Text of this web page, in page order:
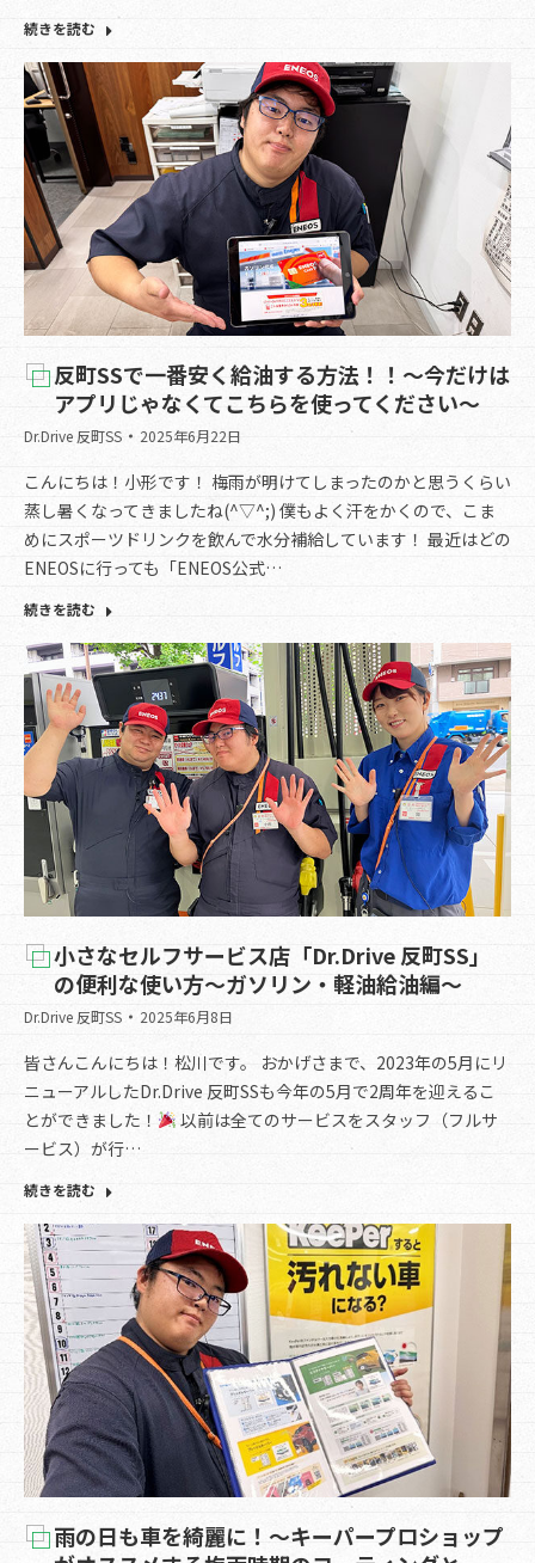
続きを読む
反町SSで一番安く給油する方法！！～今だけは
アプリじゃなくてこちらを使ってください～
Dr.Drive 反町SS 2025年6月22日
こんにちは！小形です！ 梅雨が明けてしまったのかと思うくらい
蒸し暑くなってきましたね(^▽^;) 僕もよく汗をかくので、こま
めにスポーツドリンクを飲んで水分補給しています！ 最近はどの
ENEOSに行っても「ENEOS公式…
続きを読む
小さなセルフサービス店「Dr.Drive 反町SS」
の便利な使い方～ガソリン・軽油給油編～
Dr.Drive 反町SS 2025年6月8日
皆さんこんにちは！松川です。 おかげさまで、2023年の5月にリ
ニューアルしたDr.Drive 反町SSも今年の5月で2周年を迎えるこ
とができました！
以前は全てのサービスをスタッフ（フルサ
ービス）が行…
続きを読む
雨の日も車を綺麗に！～キーパープロショップ